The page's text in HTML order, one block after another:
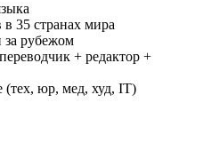
в 35 странах мира
за рубежом
+ редактор +
(тех, юр, мед, худ, IT)